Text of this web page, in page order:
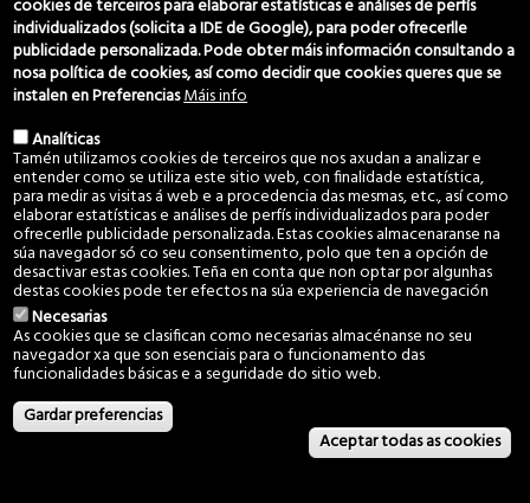
c.montes@vincios.org
coordinador@vincios.org
Síguenos
Aviso Legal e Política de privacidade
Política de cookies
© 2022 Comunidade de Montes Veciñais en Man Común de Vincios. Todos
os dereitos reservados.
Desarrollado porGaliciaDigital
cookies de terceiros para elaborar estatísticas e análises de perfís
individualizados (solicita a IDE de Google), para poder ofrecerlle
publicidade personalizada. Pode obter máis información consultando a
nosa política de cookies, así como decidir que cookies queres que se
instalen en PreferenciasMáis info
Analíticas
Tamén utilizamos cookies de terceiros que nos axudan a analizar e
entender como se utiliza este sitio web, con finalidade estatística,
para medir as visitas á web e a procedencia das mesmas, etc., así como
elaborar estatísticas e análises de perfís individualizados para poder
ofrecerlle publicidade personalizada. Estas cookies almacenaranse na
súa navegador só co seu consentimento, polo que ten a opción de
desactivar estas cookies. Teña en conta que non optar por algunhas
destas cookies pode ter efectos na súa experiencia de navegación
Necesarias
As cookies que se clasifican como necesarias almacénanse no seu
navegador xa que son esenciais para o funcionamento das
funcionalidades básicas e a seguridade do sitio web.
Gardar preferencias
Aceptar todas as cookies